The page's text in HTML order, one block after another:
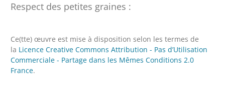
Respect des petites graines :
Ce(tte) œuvre est mise à disposition selon les termes de
la Licence Creative Commons Attribution - Pas d’Utilisation
Commerciale - Partage dans les Mêmes Conditions 2.0
France.